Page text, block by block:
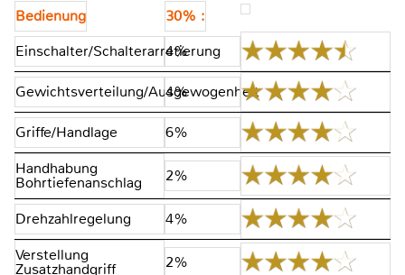
Bedienung
30% :
Einschalter/Schalterarretierung
4%
Gewichtsverteilung/Ausgewogenheit
4%
Griffe/Handlage
6%
Handhabung
Bohrtiefenanschlag 2%
Drehzahlregelung
4%
Verstellung
Zusatzhandgriff 2%